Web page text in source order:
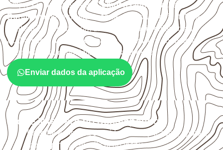
Empresas que procuram
Compensado Naval em
Buritirama devem avaliar onde a chapa será instalada,
qual será o contato com umidade e quais cuidados de
acabamento serão necessários. Espessura, formato e
quantidade também interferem na compra.
Enviar dados da aplicação
O que interfere no desempenho
Escolha a medida considerando aplicação, apoios,
montagem e especificação técnica.